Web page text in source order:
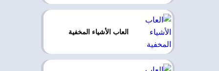
العاب الأشياء المخفية